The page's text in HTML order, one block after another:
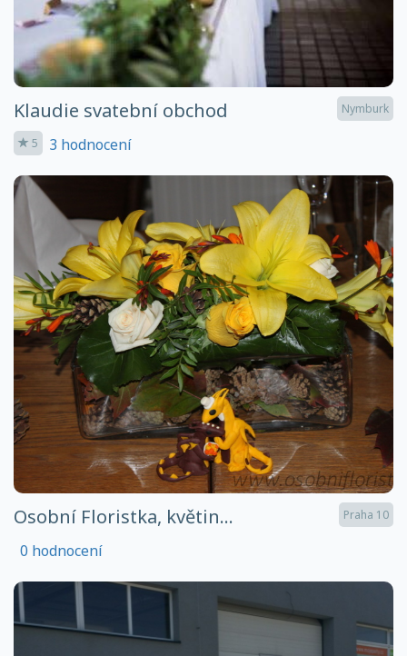
Klaudie svatební obchod Nymburk
5 3 hodnocení
Osobní Floristka, květin... Praha 10
0 hodnocení